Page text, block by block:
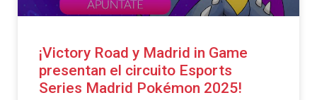
¡Victory Road y Madrid in Game
presentan el circuito Esports
Series Madrid Pokémon 2025!